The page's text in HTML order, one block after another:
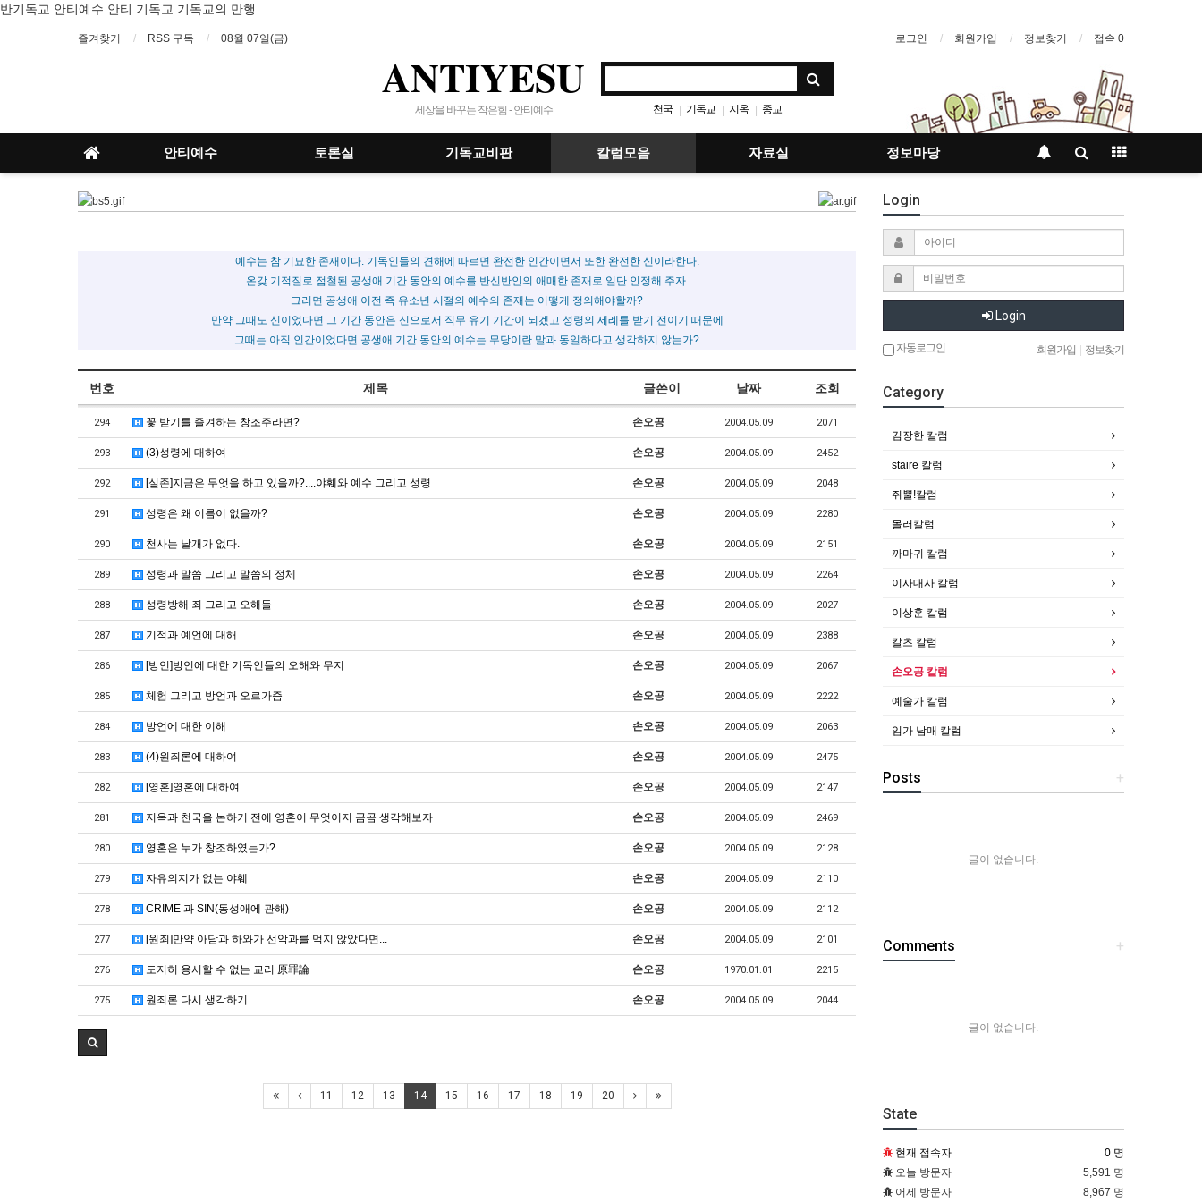
반기독교 안티예수 안티 기독교 기독교의 만행
즐겨찾기 RSS 구독 08월 07일(금) 로그인 회원가입 정보찾기 접속 0
ANTIYESU
세상을 바꾸는 작은힘 - 안티예수 천국 | 기독교 | 지옥 | 종교
안티예수 토론실 기독교비판 칼럼모음 자료실 정보마당
예수는 참 기묘한 존재이다. 기독인들의 견해에 따르면 완전한 인간이면서 또한 완전한 신이라한다.
온갖 기적질로 점철된 공생애 기간 동안의 예수를 반신반인의 애매한 존재로 일단 인정해 주자.
그러면 공생애 이전 즉 유소년 시절의 예수의 존재는 어떻게 정의해야할까?
만약 그때도 신이었다면 그 기간 동안은 신으로서 직무 유기 기간이 되겠고 성령의 세례를 받기 전이기 때문에
그때는 아직 인간이었다면 공생애 기간 동안의 예수는 무당이란 말과 동일하다고 생각하지 않는가?
번호 제목 글쓴이 날짜 조회
294 꽃 받기를 즐겨하는 창조주라면? 손오공 2004.05.09 2071
293 (3)성령에 대하여 손오공 2004.05.09 2452
292 [실존]지금은 무엇을 하고 있을까?....야훼와 예수 그리고 성령 손오공 2004.05.09 2048
291 성령은 왜 이름이 없을까? 손오공 2004.05.09 2280
290 천사는 날개가 없다. 손오공 2004.05.09 2151
289 성령과 말씀 그리고 말씀의 정체 손오공 2004.05.09 2264
288 성령방해 죄 그리고 오해들 손오공 2004.05.09 2027
287 기적과 예언에 대해 손오공 2004.05.09 2388
286 [방언]방언에 대한 기독인들의 오해와 무지 손오공 2004.05.09 2067
285 체험 그리고 방언과 오르가즘 손오공 2004.05.09 2222
284 방언에 대한 이해 손오공 2004.05.09 2063
283 (4)원죄론에 대하여 손오공 2004.05.09 2475
282 [영혼]영혼에 대하여 손오공 2004.05.09 2147
281 지옥과 천국을 논하기 전에 영혼이 무엇이지 곰곰 생각해보자 손오공 2004.05.09 2469
280 영혼은 누가 창조하였는가? 손오공 2004.05.09 2128
279 자유의지가 없는 야훼 손오공 2004.05.09 2110
278 CRIME 과 SIN(동성애에 관해) 손오공 2004.05.09 2112
277 [원죄]만약 아담과 하와가 선악과를 먹지 않았다면... 손오공 2004.05.09 2101
276 도저히 용서할 수 없는 교리 原罪論 손오공 1970.01.01 2215
275 원죄론 다시 생각하기 손오공 2004.05.09 2044
11 12 13 14 15 16 17 18 19 20
Login
Login
자동로그인 회원가입 정보찾기
Category
김장한 칼럼
staire 칼럼
쥐뿔!칼럼
몰러칼럼
까마귀 칼럼
이사대사 칼럼
이상훈 칼럼
칼츠 칼럼
손오공 칼럼
예술가 칼럼
임가 남매 칼럼
+
Posts
글이 없습니다.
+
Comments
글이 없습니다.
State
현재 접속자
0 명
오늘 방문자
5,591 명
어제 방문자
8,967 명